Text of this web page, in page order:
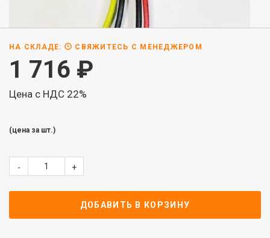
НА СКЛАДЕ: СВЯЖИТЕСЬ С МЕНЕДЖЕРОМ
1 716 ₽
Цена с НДС 22%
(цена за шт.)
- +
ДОБАВИТЬ В КОРЗИНУ